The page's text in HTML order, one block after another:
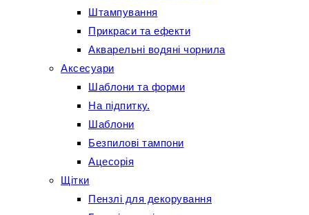
Штампування
Прикраси та ефекти
Акварельні водяні чорнила
Аксесуари
Шаблони та форми
На підпитку.
Шаблони
Безпилові тампони
Ацесорія
Щітки
Пензлі для декорування